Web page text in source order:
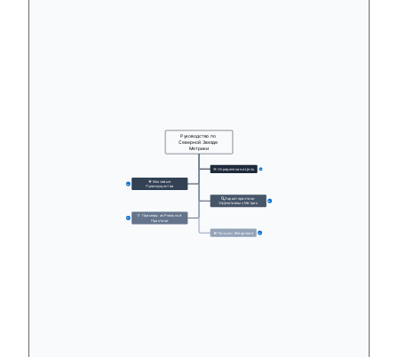
🎯 Определение и Цель 8
🌟 Ключевые
Преимущества
16
🔍 Характеристики
Эффективных Метрик 18
💡 Примеры из Реальной
Практики
12
🛠️ Процесс Внедрения 15
Руководство по
Северной Звезде
Метрики